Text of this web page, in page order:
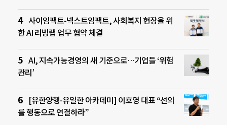
사이임팩트-넥스트임팩트, 사회복지 현장을 위
한 AI 리빙랩 업무 협약 체결
AI, 지속가능경영의 새 기준으로…기업들 ‘위험
관리’
[유한양행-유일한 아카데미] 이호영 대표 “선의
를 행동으로 연결하라”